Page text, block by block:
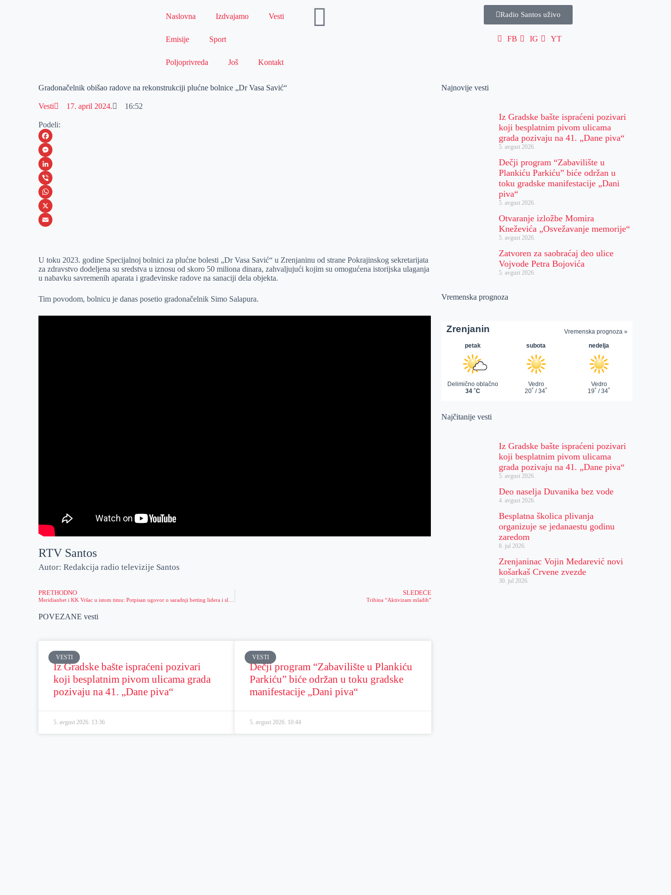
Naslovna Izdvajamo Vesti
Emisije Sport
Poljoprivreda Još Kontakt
Radio Santos uživo
FB IG YT
Gradonačelnik obišao radove na rekonstrukciji plućne bolnice „Dr Vasa Savić“
Vesti 17. april 2024. 16:52
Podeli:
F
a
c
e
b
o
M
e
s
s
e
e
r
L
i
n
k
I
n
V
i
b
W
h
s
A
p
X
a
i
U toku 2023. godine Specijalnoj bolnici za plućne bolesti „Dr Vasa Savić“ u Zrenjaninu od strane Pokrajinskog sekretarijata
za zdravstvo dodeljena su sredstva u iznosu od skoro 50 miliona dinara, zahvaljujući kojim su omogućena istorijska ulaganja
u nabavku savremenih aparata i građevinske radove na sanaciji dela objekta.
Tim povodom, bolnicu je danas posetio gradonačelnik Simo Salapura.
RTV Santos
Autor: Redakcija radio televizije Santos
PRETHODNO SLEDEĆE
Tribina “Aktivizam mladih”
POVEZANE vesti
VESTI
Iz Gradske bašte ispraćeni pozivari
koji besplatnim pivom ulicama grada
pozivaju na 41. „Dane piva“
5. avgust 2026. 13:36
VESTI
Dečji program “Zabavilište u Plankiću
Parkiću” biće održan u toku gradske
manifestacije „Dani piva“
5. avgust 2026. 10:44
Najnovije vesti
Iz Gradske bašte ispraćeni pozivari
koji besplatnim pivom ulicama
grada pozivaju na 41. „Dane piva“
5. avgust 2026.
Dečji program “Zabavilište u
Plankiću Parkiću” biće održan u
toku gradske manifestacije „Dani
piva“
5. avgust 2026.
Otvaranje izložbe Momira
Kneževića „Osvežavanje memorije“
5. avgust 2026.
Zatvoren za saobraćaj deo ulice
Vojvode Petra Bojovića
5. avgust 2026.
Vremenska prognoza
Najčitanije vesti
Iz Gradske bašte ispraćeni pozivari
koji besplatnim pivom ulicama
grada pozivaju na 41. „Dane piva“
5. avgust 2026.
Deo naselja Duvanika bez vode
4. avgust 2026.
Besplatna školica plivanja
organizuje se jedanaestu godinu
zaredom
8. jul 2026.
Zrenjaninac Vojin Medarević novi
košarkaš Crvene zvezde
30. jul 2026.